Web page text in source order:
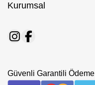
Kurumsal
Güvenli Garantili Ödeme